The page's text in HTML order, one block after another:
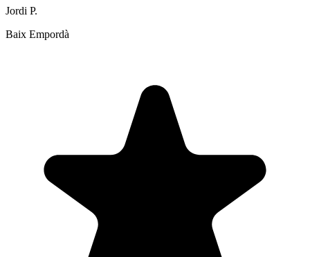
Jordi P.
Baix Empordà